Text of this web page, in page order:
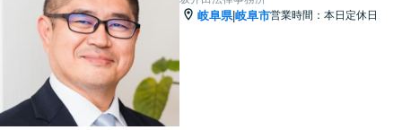
岐阜県|岐阜市営業時間：本日定休日